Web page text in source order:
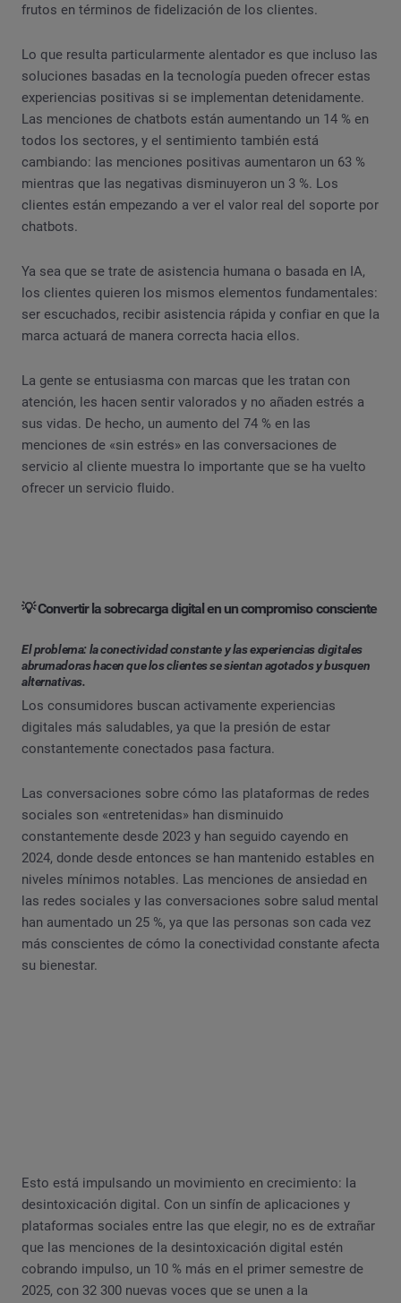
frutos en términos de fidelización de los clientes.
Lo que resulta particularmente alentador es que incluso las
soluciones basadas en la tecnología pueden ofrecer estas
experiencias positivas si se implementan detenidamente.
Las menciones de chatbots están aumentando un 14 % en
todos los sectores, y el sentimiento también está
cambiando: las menciones positivas aumentaron un 63 %
mientras que las negativas disminuyeron un 3 %. Los
clientes están empezando a ver el valor real del soporte por
chatbots.
Ya sea que se trate de asistencia humana o basada en IA,
los clientes quieren los mismos elementos fundamentales:
ser escuchados, recibir asistencia rápida y confiar en que la
marca actuará de manera correcta hacia ellos.
La gente se entusiasma con marcas que les tratan con
atención, les hacen sentir valorados y no añaden estrés a
sus vidas. De hecho, un aumento del 74 % en las
menciones de «sin estrés» en las conversaciones de
servicio al cliente muestra lo importante que se ha vuelto
ofrecer un servicio fluido.
💡 Convertir la sobrecarga digital en un compromiso consciente
El problema: la conectividad constante y las experiencias digitales
abrumadoras hacen que los clientes se sientan agotados y busquen
alternativas.
Los consumidores buscan activamente experiencias
digitales más saludables, ya que la presión de estar
constantemente conectados pasa factura.
Las conversaciones sobre cómo las plataformas de redes
sociales son «entretenidas» han disminuido
constantemente desde 2023 y han seguido cayendo en
2024, donde desde entonces se han mantenido estables en
niveles mínimos notables. Las menciones de ansiedad en
las redes sociales y las conversaciones sobre salud mental
han aumentado un 25 %, ya que las personas son cada vez
más conscientes de cómo la conectividad constante afecta
su bienestar.
Esto está impulsando un movimiento en crecimiento: la
desintoxicación digital. Con un sinfín de aplicaciones y
plataformas sociales entre las que elegir, no es de extrañar
que las menciones de la desintoxicación digital estén
cobrando impulso, un 10 % más en el primer semestre de
2025, con 32 300 nuevas voces que se unen a la